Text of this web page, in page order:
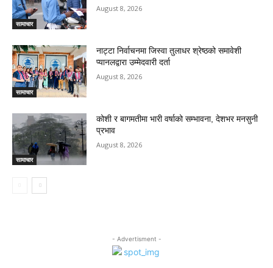
सामाचार
August 8, 2026
सामाचार
नाट्टा निर्वाचनमा जिस्वा तुलाधर श्रेष्ठको समावेशी
प्यानलद्वारा उम्मेदवारी दर्ता
August 8, 2026
सामाचार
कोशी र बागमतीमा भारी वर्षाको सम्भावना, देशभर मनसुनी
प्रभाव
August 8, 2026
- Advertisment -